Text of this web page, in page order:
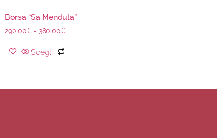
Borsa “Sa Mendula”
290,00€ - 380,00€
Scegli